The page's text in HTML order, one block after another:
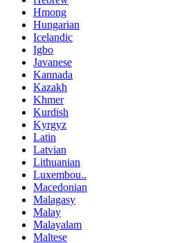
Hmong
Hungarian
Icelandic
Igbo
Javanese
Kannada
Kazakh
Khmer
Kurdish
Kyrgyz
Latin
Latvian
Lithuanian
Luxembou..
Macedonian
Malagasy
Malay
Malayalam
Maltese